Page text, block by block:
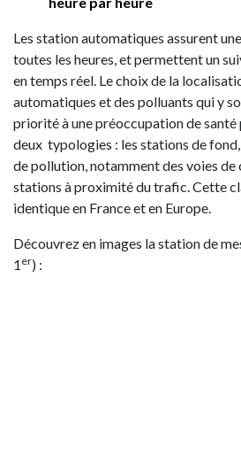
Les station automatiques assurent
toutes les heures, et permettent un
en temps réel. Le choix de la
automatiques et des polluants qui y
priorité à une préoccupation de
deux typologies : les stations de
de pollution, notamment des voies de
stations à proximité du trafic. Cette
identique en France et en Europe.
Découvrez en images la station de
1 er) :